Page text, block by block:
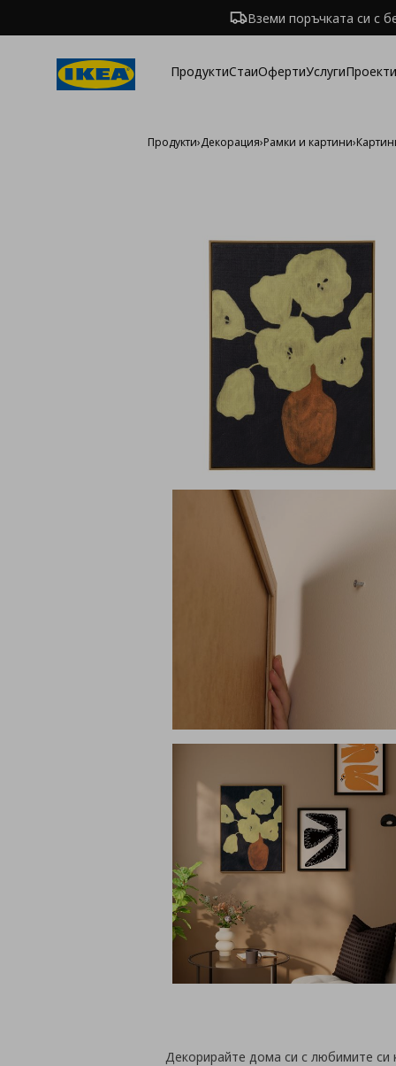
Вземи поръчката си с
ПродуктиСтаиОфертиУслуги
Продукти›Декорация›Рамки и картини›
Декорирайте дома си с любимите си